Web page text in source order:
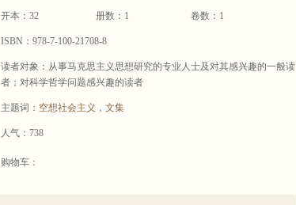
开本：32 册数：1 卷数：1
ISBN：978-7-100-21708-8
读者对象：从事马克思主义思想研究的专业人士及对其感兴趣的一般读
者；对科学哲学问题感兴趣的读者
主题词： 空想社会主义 ， 文集
人气：738
购物车：